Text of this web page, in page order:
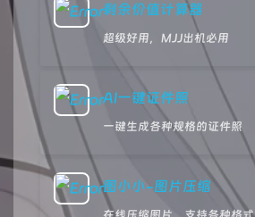
剩余价值计算器
超级好用，MJJ出机必用
AI一键证件照
一键生成各种规格的证件照
图小小-图片压缩